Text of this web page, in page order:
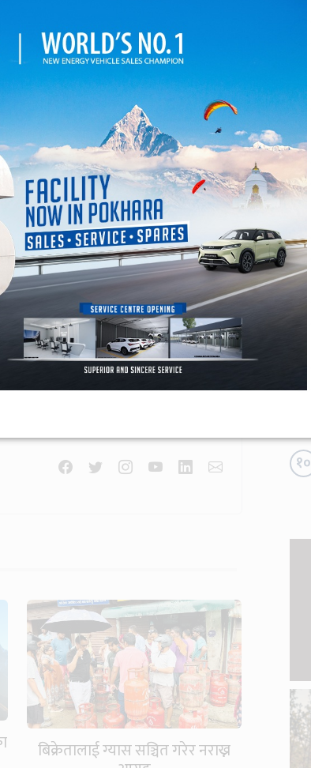
हाम्रो च्यानल सब्स्क्राइब गर्न यहाँ क्लिक
नयाँ खबर थाहा पाउनका लागिगण्डक न्यूजर
तपाईँको प्रतिक्रिया के छ? व्यक्त गर्नुहोला।
बिक्रेतालाई ग्यास सञ्चित गरेर नराख्न
५
६
७
८
१०